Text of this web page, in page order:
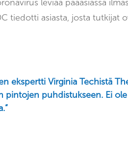
leviää pääasiassa
tiedotti asiasta, josta tutkijat
ekspertti Virginia Techistä
puhdistukseen. Ei